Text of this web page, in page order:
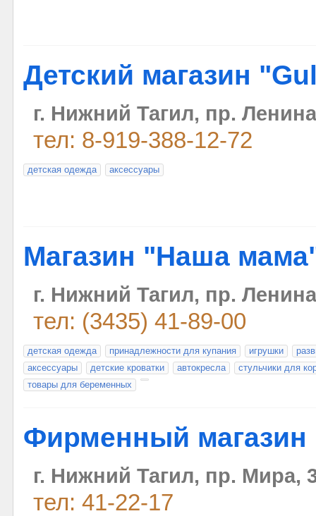
Детский магазин
г. Нижний Тагил, пр.
тел: 8-919-388-12-72
детская одежда аксессуары
Магазин "Наша
г. Нижний Тагил, пр.
тел: (3435) 41-89-00
детская одежда принадлежности для купания игрушки
аксессуары
детские кроватки автокресла
стульчики для
товары для беременных
Фирменный магазин
г. Нижний Тагил, пр. Мира,
тел: 41-22-17